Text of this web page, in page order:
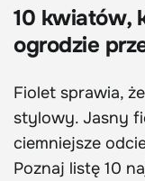
10 kwiatów,
ogrodzie
Fiolet sprawia,
stylowy. Jasny
ciemniejsze
Poznaj listę 10